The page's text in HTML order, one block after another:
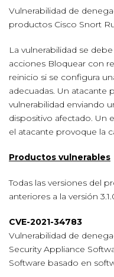
Vulnerabilidad de
productos Cisco Snort
La vulnerabilidad se
acciones Bloquear con
reinicio si se configura
adecuadas. Un atacante
vulnerabilidad enviando
dispositivo afectado. Un
el atacante provoque la
Productos vulnerables
Todas las versiones del
anteriores a la versión
CVE-2021-34783
Vulnerabilidad de
Security Appliance
Software basado en